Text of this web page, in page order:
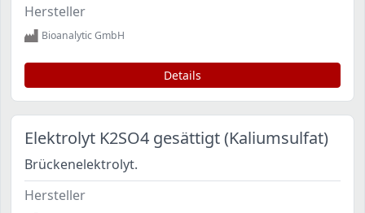
Hersteller
Bioanalytic GmbH
Details
Elektrolyt K2SO4 gesättigt (Kaliumsulfat)
Brückenelektrolyt.
Hersteller